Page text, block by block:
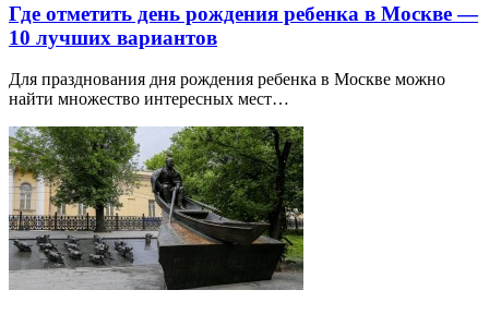
Где отметить день рождения ребенка в Москве —
10 лучших вариантов
Для празднования дня рождения ребенка в Москве можно
найти множество интересных мест…